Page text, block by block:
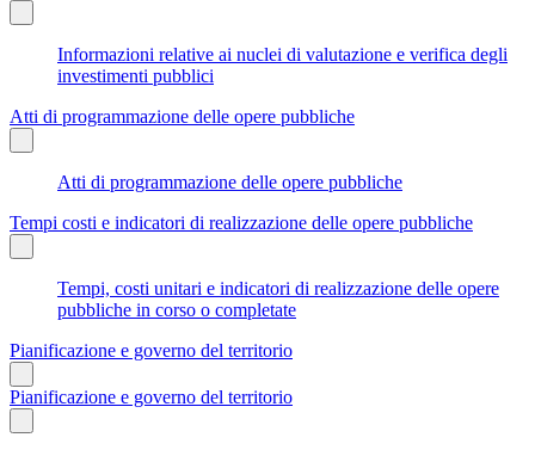
Informazioni relative ai nuclei di valutazione e verifica degli
investimenti pubblici
Atti di programmazione delle opere pubbliche
Atti di programmazione delle opere pubbliche
Tempi costi e indicatori di realizzazione delle opere pubbliche
Tempi, costi unitari e indicatori di realizzazione delle opere
pubbliche in corso o completate
Pianificazione e governo del territorio
Pianificazione e governo del territorio